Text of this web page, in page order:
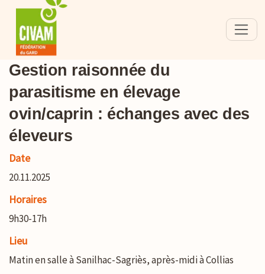
Gestion raisonnée du
parasitisme en élevage
ovin/caprin : échanges avec des
éleveurs
Date
20.11.2025
Horaires
9h30-17h
Lieu
Matin en salle à Sanilhac-Sagriès, après-midi à Collias